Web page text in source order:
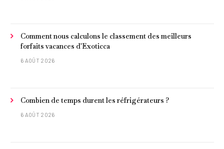
Comment nous calculons le classement des meilleurs
forfaits vacances d'Exoticca
6 AOÛT 2026
Combien de temps durent les réfrigérateurs ?
6 AOÛT 2026